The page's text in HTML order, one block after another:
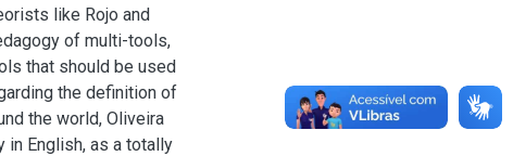
like Rojo and
of multi-tools,
that should be used
the definition of
the world, Oliveira
English, as a totally